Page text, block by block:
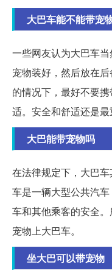
大巴车能不能带宠
一些网友认为大巴车
宠物装好，然后放在
的情况下，最好不要
适。安全和舒适还是最
大巴能带宠物吗
在法律规定下，大巴
车是一辆大型公共汽
车和其他乘客的安全
宠物上大巴车。
坐大巴可以带宠物